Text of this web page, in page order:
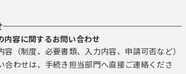
失した場合には，改めて新規の利用者ＩＤを取得するも
きません。
Ｄは自動的に削除されます。削除後にシステムを利用する
内容に関するお問い合わせ
容（制度、必要書類、入力内容、申請可否など）
合わせは、手続き担当部門へ直接ご連絡くださ